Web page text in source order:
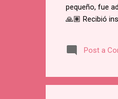
pequeño, fue
🙏🏽 Recibió
retractarse de
Namugongo, a
en Lubawo,
Post a